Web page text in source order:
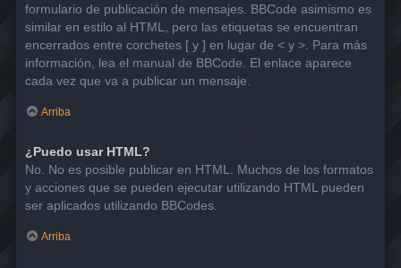
formulario de publicación de mensajes. BBCode asimismo es
similar en estilo al HTML, pero las etiquetas se encuentran
encerrados entre corchetes [ y ] en lugar de < y >. Para más
información, lea el manual de BBCode. El enlace aparece
cada vez que va a publicar un mensaje.
Arriba
¿Puedo usar HTML?
No. No es posible publicar en HTML. Muchos de los formatos
y acciones que se pueden ejecutar utilizando HTML pueden
ser aplicados utilizando BBCodes.
Arriba